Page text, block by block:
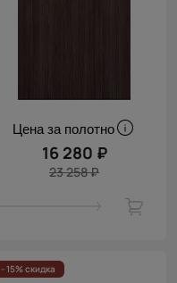
Цена за полотно
16 280 ₽
23 258 ₽
- 15% скидка